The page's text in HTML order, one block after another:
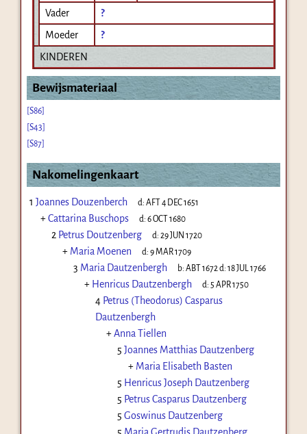
Vader
?
Moeder
?
KINDEREN
Bewijsmateriaal
[S86]
[S43]
[S87]
Nakomelingenkaart
1 Joannes Douzenberch d:AFT 4 DEC 1651
+Cattarina Buschops d:6 OCT 1680
2 Petrus Doutzenberg d:29 JUN 1720
+ Maria Moenen d:9 MAR 1709
3 Maria Dautzenbergh b:ABT 1672 d:18 JUL 1766
+ Henricus Dautzenbergh d: 5 APR 1750
4 Petrus (Theodorus) Casparus
Dautzenbergh
+Anna Tiellen
5 Joannes Matthias Dautzenberg
+ Maria Elisabeth Basten
5 Henricus Joseph Dautzenberg
5 Petrus Casparus Dautzenberg
5 Goswinus Dautzenberg
5 Maria Gertrudis Dautzenberg